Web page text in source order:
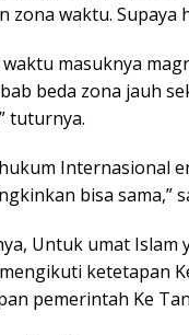
zona waktu.
waktu masuknya
beda zona jauh
tuturnya.
Internasional
bisa sama,”
Untuk umat Islam
ketetapan
pemerintah Ke